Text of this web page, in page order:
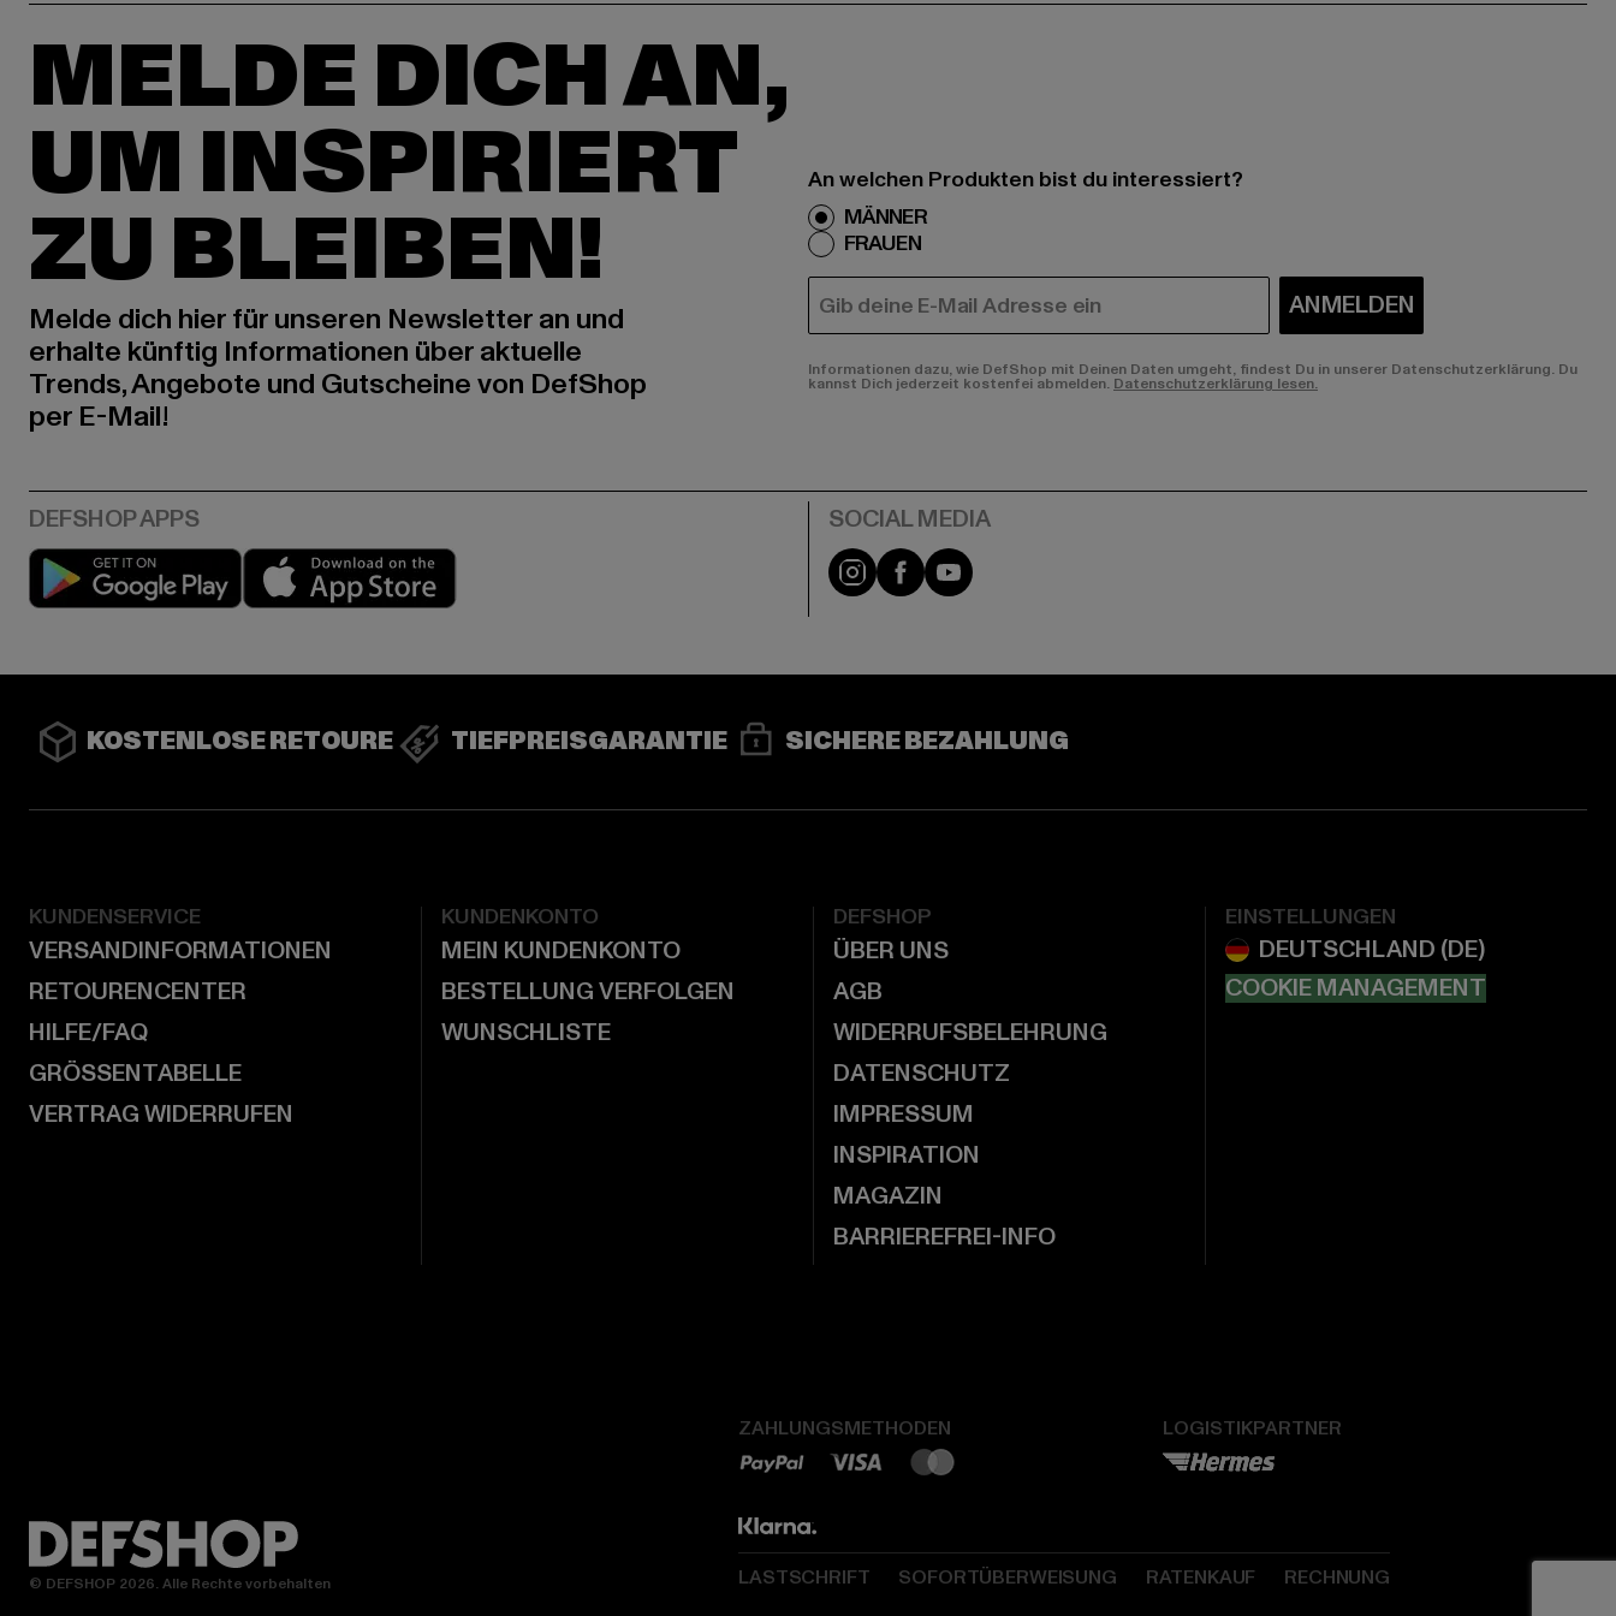
MELDE DICH AN,
UM INSPIRIERT
ZU BLEIBEN!
Melde dich hier für unseren Newsletter an und
erhalte künftig Informationen über aktuelle
Trends, Angebote und Gutscheine von DefShop
per E-Mail!
An welchen Produkten bist du interessiert?
MÄNNER
FRAUEN
E-MAIL ANMELDEN
Informationen dazu, wie DefShop mit Deinen Daten umgeht, findest Du in unserer Datenschutzerklärung. Du
kannst Dich jederzeit kostenfei abmelden.Datenschutzerklärung lesen.
Play market Instagram
FacebookYouTube
KOSTENLOSE RETOURE TIEFPREISGARANTIE SICHERE BEZAHLUNG
KUNDENSERVICE
VERSANDINFORMATIONEN
RETOURENCENTER
HILFE/FAQ
GRÖSSENTABELLE
VERTRAG WIDERRUFEN
KUNDENKONTO
MEIN KUNDENKONTO
BESTELLUNG VERFOLGEN
WUNSCHLISTE
DEFSHOP
ÜBER UNS
AGB
WIDERRUFSBELEHRUNG
DATENSCHUTZ
IMPRESSUM
INSPIRATION
MAGAZIN
BARRIEREFREI-INFO
EINSTELLUNGEN
COOKIE MANAGEMENT
ZAHLUNGSMETHODEN LOGISTIKPARTNER
LASTSCHRIFT SOFORTÜBERWEISUNG RATENKAUF RECHNUNG
© DEFSHOP 2026. Alle Rechte vorbehalten